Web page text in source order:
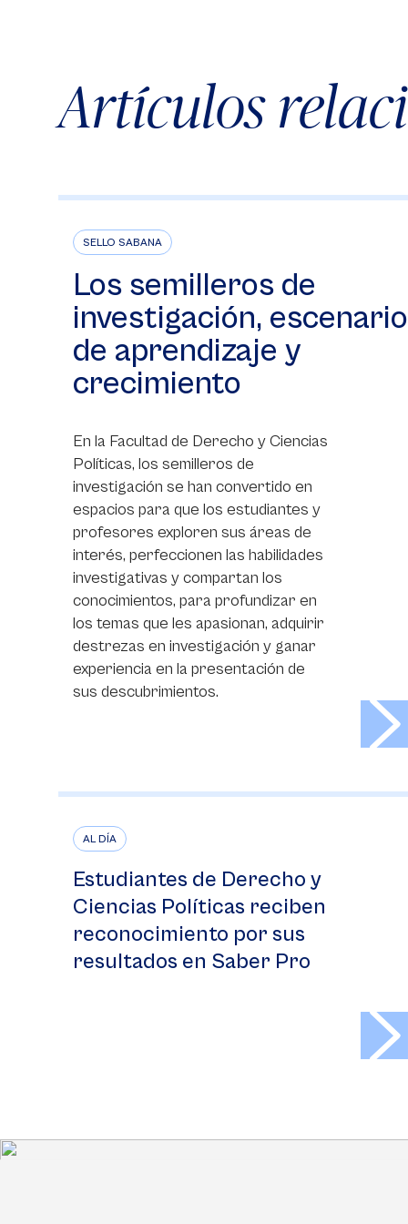
Artículos
SELLO SABANA
Los semilleros de
investigación, escenario
de aprendizaje y
crecimiento
En la Facultad de Derecho y Ciencias
Políticas, los semilleros de
investigación se han convertido en
espacios para que los estudiantes y
profesores exploren sus áreas de
interés, perfeccionen las habilidades
investigativas y compartan los
conocimientos, para profundizar en
los temas que les apasionan, adquirir
destrezas en investigación y ganar
experiencia en la presentación de
sus descubrimientos.
AL DÍA
Estudiantes de Derecho y
Ciencias Políticas reciben
reconocimiento por sus
resultados en Saber Pro